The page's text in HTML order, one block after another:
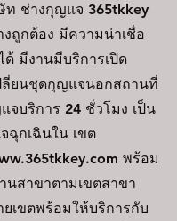
ท ช่างกุญแจ 365tkkey
งถูกต้อง มีความน่าเชื่อ
ด้ มีงานมีบริการเปิด
ลี่ยนชุดกุญแจนอกสถานที่
จบริการ 24 ชั่วโมง เป็น
ฉุกเฉินใน เขต
พร้อม
นสาขาตามเขตสาขา
ยเขตพร้อมให้บริการกับ